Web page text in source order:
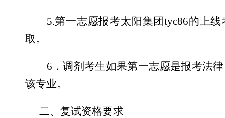
5.第一志愿报考太阳集团tyc86的上
取。
6 ．调剂考生如果第一志愿是报考法
该专业。
二、复试资格要求